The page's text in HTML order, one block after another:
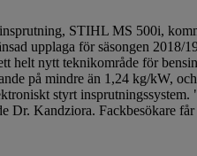
STIHL MS 500i,
upplaga för säsongen 2018/
helt nytt teknikområde för
på mindre än 1,24 kg/kW,
styrt
Dr. Kandziora. Fackbesökare